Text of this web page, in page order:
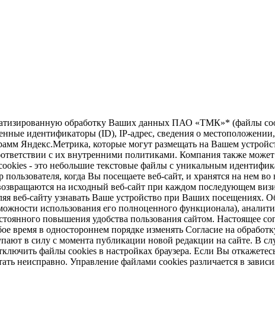
обработку Ваших данных ПАО «ТМК»* (файлы
идентификаторы (ID), IP-адрес, сведения о местоположении,
Яндекс.Метрика, которые могут размещать на Вашем
с их внутренними политиками. Компания также
- это небольшие текстовые файлы с уникальным
когда Вы посещаете веб-сайт, и хранятся на нем
на исходный веб-сайт при каждом последующем
веб-сайту узнавать Ваше устройство при Ваших посещениях.
использования его полноценного функционала),
повышения удобства пользования сайтом. Настоящее
в одностороннем порядке изменять Согласие на
в силу с момента публикации новой редакции на сайте.
файлы cookies в настройках браузера. Если Вы
неисправно. Управление файлами cookies различается в